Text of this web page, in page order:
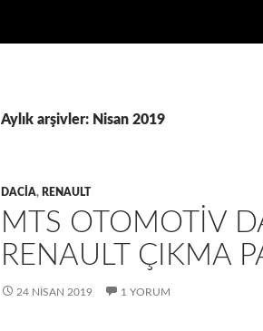
Aylık arşivler: Nisan 2019
DACIA, RENAULT
MTS OTOMOTIV
RENAULT ÇIKMA
24 NISAN 2019 1 YORUM